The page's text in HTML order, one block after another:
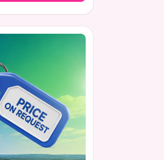
mang lại bức tranh